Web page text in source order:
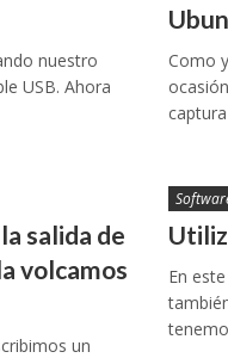
nuestro
USB. Ahora
Como
salida de
volcamos
un
En